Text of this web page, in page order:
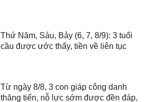
Thứ Năm, Sáu, Bảy (6, 7, 8/9): 3 tuổi
cầu được ước thấy, tiền về liên tục
Từ ngày 8/8, 3 con giáp công danh
thăng tiến, nỗ lực sớm được đền đáp,